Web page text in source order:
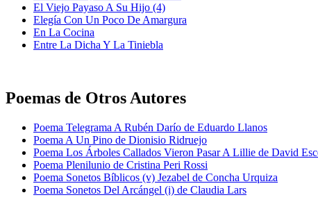
El Viejo Payaso A Su Hijo (4)
Elegía Con Un Poco De Amargura
En La Cocina
Entre La Dicha Y La Tiniebla
Poemas de Otros Autores
Poema Telegrama A Rubén Darío de Eduardo Llanos
Poema A Un Pino de Dionisio Ridruejo
Poema Los Árboles Callados Vieron Pasar A Lillie de David
Poema Plenilunio de Cristina Peri Rossi
Poema Sonetos Bíblicos (v) Jezabel de Concha Urquiza
Poema Sonetos Del Arcángel (i) de Claudia Lars